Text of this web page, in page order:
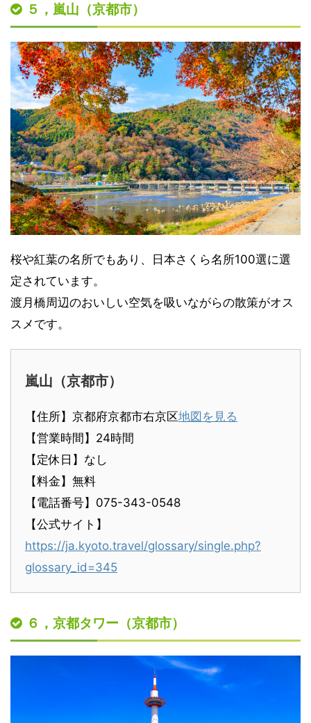
５，嵐山（京都市）
桜や紅葉の名所でもあり、日本さくら名所100選に選
定されています。
渡月橋周辺のおいしい空気を吸いながらの散策がオス
スメです。
嵐山（京都市）
【住所】京都府京都市右京区地図を見る
【営業時間】24時間
【定休日】なし
【料金】無料
【電話番号】075-343-0548
【公式サイト】
https://ja.kyoto.travel/glossary/single.php?
glossary_id=345
６，京都タワー（京都市）